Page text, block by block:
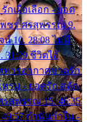
กเผื่อเลือก - ยอด
พชร ศรสุพรรณ 9.
10. 28:08 ไม่มี
31:29 ชีวิตไอ้
หารอากาศขาดรัก
ทรม - ยอดรัก สลัก
รสุพรรณ 15. 46:35
กำนันกำใน -